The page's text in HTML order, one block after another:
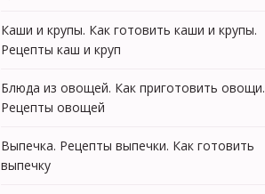
Каши и крупы. Как готовить каши и крупы.
Рецепты каш и круп
Блюда из овощей. Как приготовить овощи.
Рецепты овощей
Выпечка. Рецепты выпечки. Как готовить
выпечку